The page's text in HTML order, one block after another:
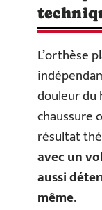
L’orthèse
douleur du
chaussure
résultat
avec un
aussi
même.